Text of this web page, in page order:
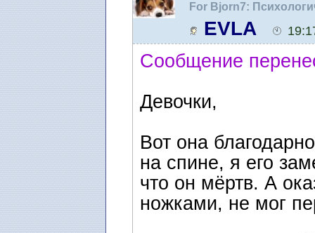
For Bjorn7:
EVLA
Сообщение
Девочки,
Вот она
на спине, я его
что он мёртв. А
ножками, не мог